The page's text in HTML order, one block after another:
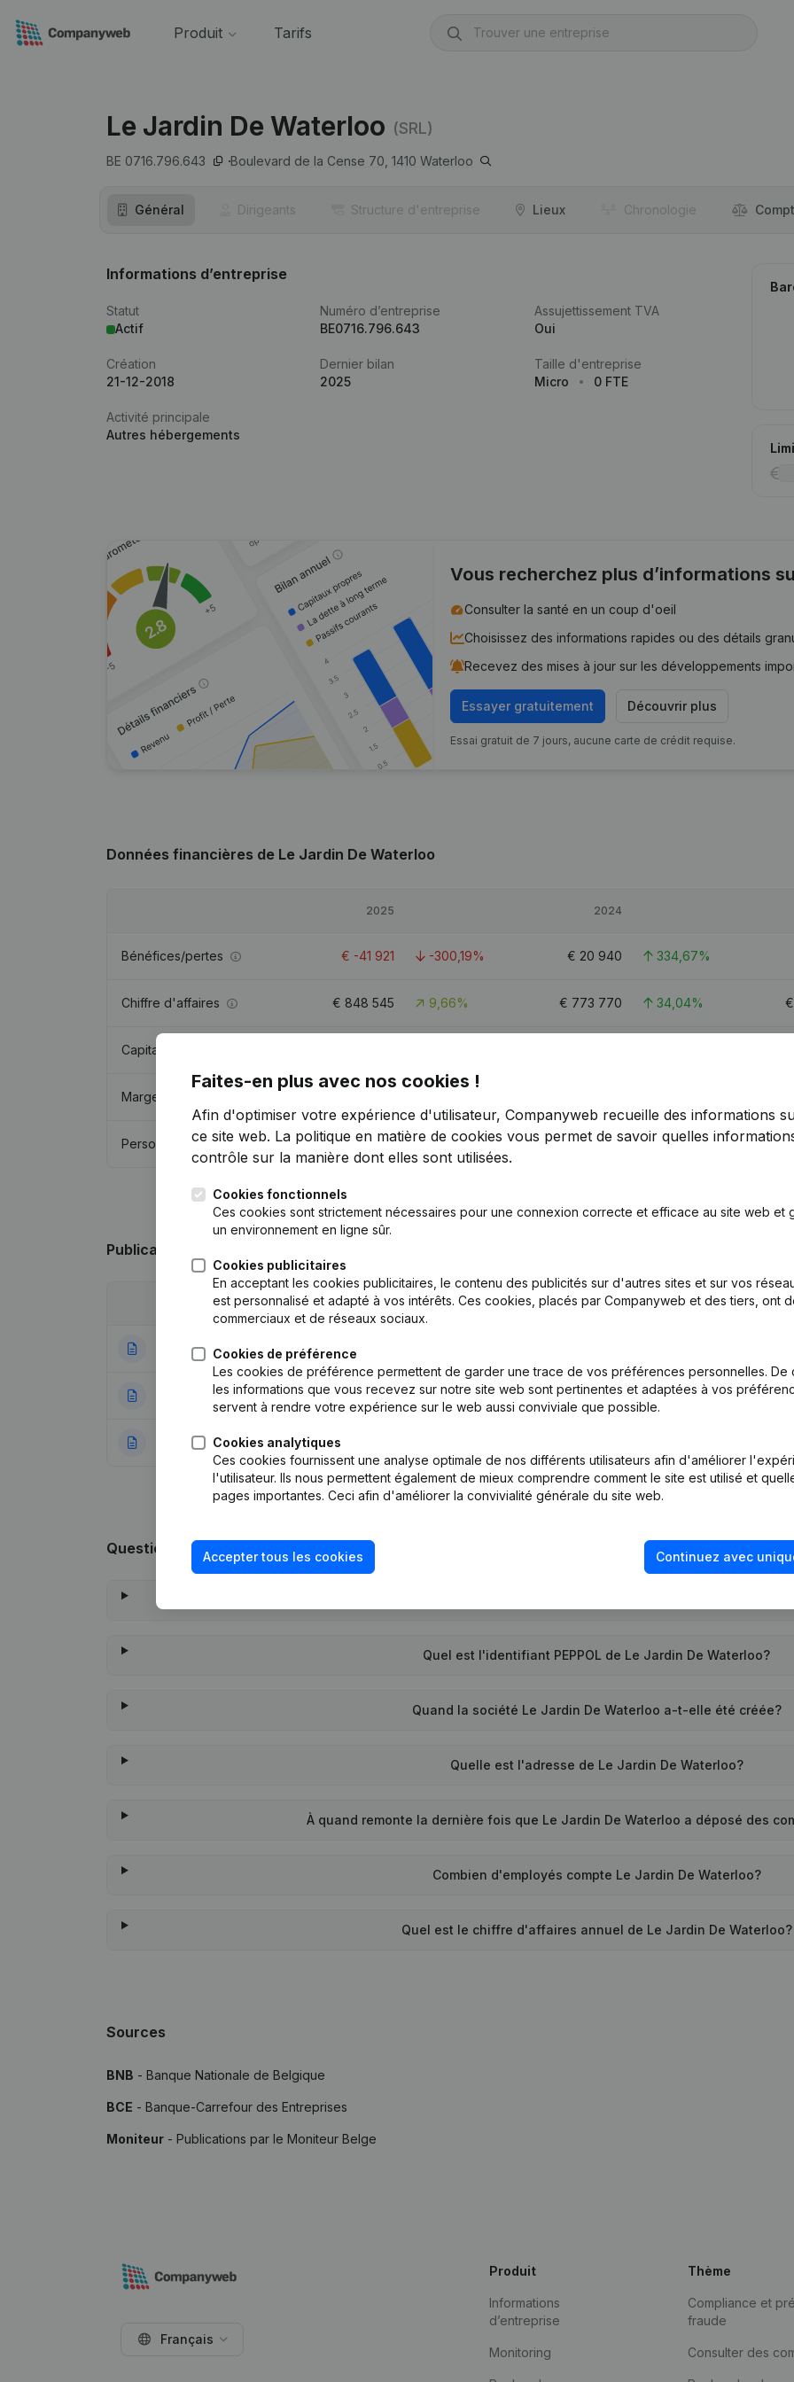
Produit Tarifs
Le Jardin De Waterloo (SRL)
BE 0716.796.643 Boulevard de la Cense 70, 1410 Waterloo
Général Dirigeants Structure d'entreprise Lieux Chronologie
Informations d’entreprise
Statut
Actif
Numéro d’entreprise
BE0716.796.643
Assujettissement TVA
Oui
Création
21-12-2018
Dernier bilan
2025
Taille d'entreprise
Micro
0 FTE
Activité principale
Autres hébergements
Vous recherchez plus d’informations
Consulter la santé en un coup d'oeil
Choisissez des informations rapides ou des détails
Recevez des mises à jour sur les développements
Essayer gratuitement Découvrir plus
Essai gratuit de 7 jours, aucune carte de crédit requise.
Données financières de Le Jardin De Waterloo
2025 2024
Bénéfices/pertes € -41 921 -300,19% € 20 940 334,67%
Chiffre d'affaires € 848 545 9,66% € 773 770 34,04% €
Capitaux propres
Marge brute
Personnel
Publications
Publication
25-02-2021 Modification Forme Juridique - Demissions, Nominations - Statuts (Traduction,
06-02-2019 Denomination
27-12-2018 Rubrique Constitution (Nouvelle Personne Morale, Ouverture Succursale, etc...)
Questions fréquemment posées
Quel est l'identifiant PEPPOL de Le Jardin De Waterloo?
Quand la société Le Jardin De Waterloo a-t-elle été créée?
Quelle est l'adresse de Le Jardin De Waterloo?
À quand remonte la dernière fois que Le Jardin De Waterloo a déposé des
Combien d'employés compte Le Jardin De Waterloo?
Quel est le chiffre d'affaires annuel de Le Jardin De Waterloo?
Sources
BNB - Banque Nationale de Belgique
BCE - Banque-Carrefour des Entreprises
Moniteur - Publications par le Moniteur Belge
Faites-en plus avec nos cookies !
Afin d'optimiser votre expérience d'utilisateur, Companyweb recueille des informations
ce site web. La politique en matière de cookies vous permet de savoir quelles
contrôle sur la manière dont elles sont utilisées.
Cookies fonctionnels
Ces cookies sont strictement nécessaires pour une connexion correcte et efficace au site web et
un environnement en ligne sûr.
Cookies publicitaires
En acceptant les cookies publicitaires, le contenu des publicités sur d'autres sites et sur vos
est personnalisé et adapté à vos intérêts. Ces cookies, placés par Companyweb et des tiers, ont
commerciaux et de réseaux sociaux.
Cookies de préférence
Les cookies de préférence permettent de garder une trace de vos préférences personnelles. De
les informations que vous recevez sur notre site web sont pertinentes et adaptées à vos
servent à rendre votre expérience sur le web aussi conviviale que possible.
Cookies analytiques
Ces cookies fournissent une analyse optimale de nos différents utilisateurs afin d'améliorer
l'utilisateur. Ils nous permettent également de mieux comprendre comment le site est utilisé et
pages importantes. Ceci afin d'améliorer la convivialité générale du site web.
Accepter tous les cookies Continuez avec
Français
Produit
Informations
d’entreprise
Monitoring
Thème
Compliance et
fraude
Consulter des